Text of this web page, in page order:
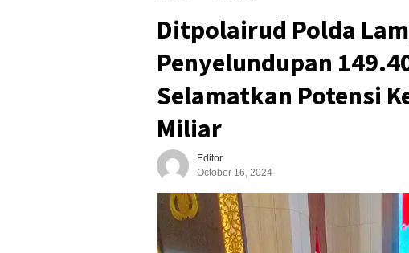
Ditpolairud Polda
Penyelundupan
Selamatkan Potensi
Miliar
Editor
October 16, 2024